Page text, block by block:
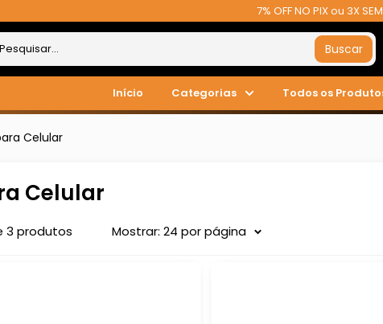
7% OFF NO PIX ou 3X
Buscar
Início Categorias Todos os
Celular
Celular
3 produtos Mostrar: 24 por página